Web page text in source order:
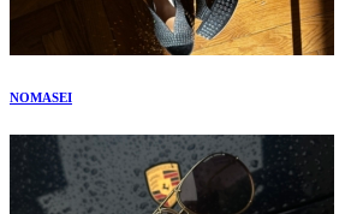
NOMASEI